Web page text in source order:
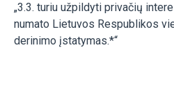
„3.3. turiu užpildyti privačių
numato Lietuvos Respublikos
derinimo įstatymas.*“